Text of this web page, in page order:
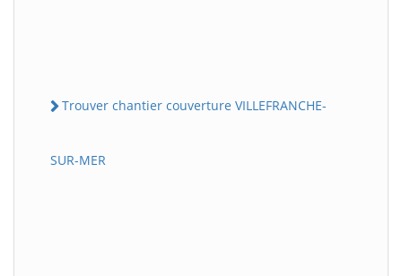
Trouver chantier couverture VILLEFRANCHE-
SUR-MER